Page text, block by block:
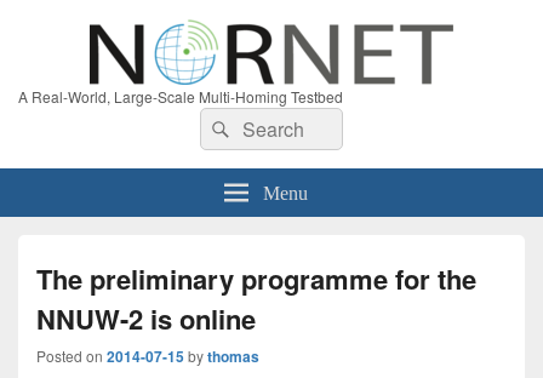
A Real-World, Large-Scale Multi-Homing Testbed
Search
for:
Search
Menu
The preliminary programme for the
NNUW-2 is online
Posted on 2014-07-15bythomas